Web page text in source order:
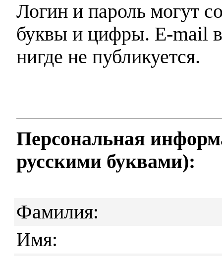
Логин и пароль могут
буквы и цифры. E-mail
нигде не публикуется.
Персональная
русскими буквами):
Фамилия:
Имя: